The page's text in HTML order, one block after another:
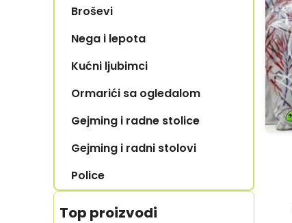
Menu
Broševi
Nega i lepota
Expand
Navigation
Menu
Kućni ljubimci
Expand
Navigation
Menu
Ormarići sa ogledalom
Gejming i radne stolice
Gejming i radni stolovi
Police
Top proizvodi